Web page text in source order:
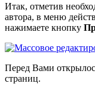
Итак, отметив
автора, в меню
нажимаете кнопку
Перед Вами
страниц.